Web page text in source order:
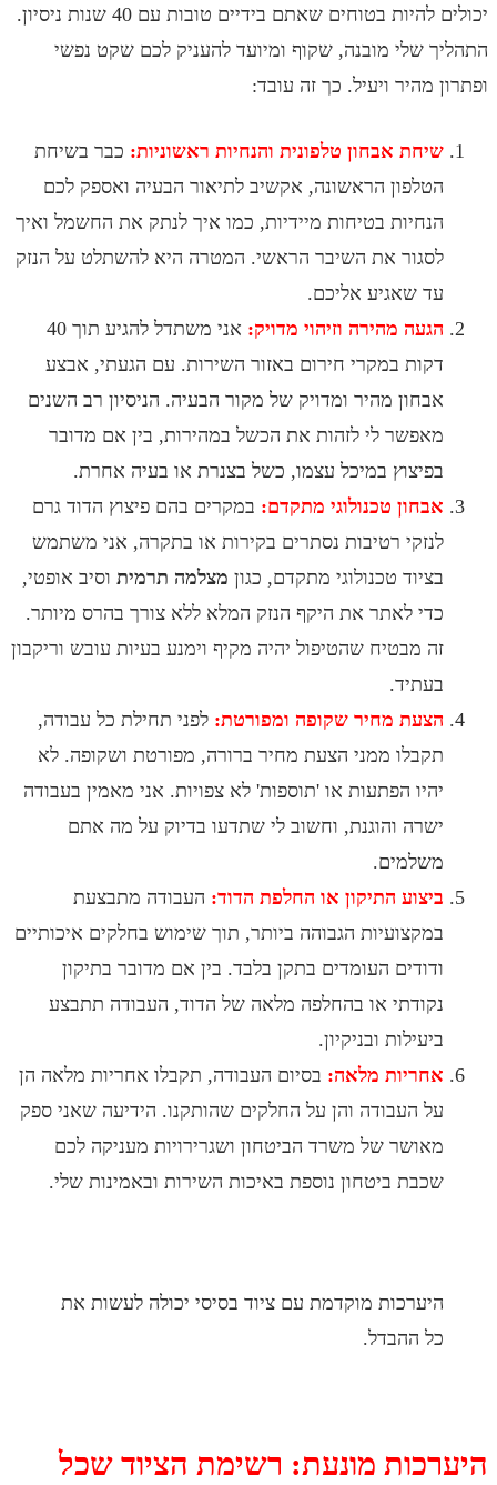
יכולים להיות בטוחים שאתם בידיים טובות עם 40 שנות ניסיון.
שלי מובנה, שקוף ומיועד להעניק לכם שקט נפשי
ויעיל. כך זה עובד:
אבחון טלפונית והנחיות ראשוניות:כבר בשיחת
הראשונה, אקשיב לתיאור הבעיה ואספק לכם
בטיחות מיידיות, כמו איך לנתק את החשמל ואיך
את השיבר הראשי. המטרה היא להשתלט על הנזק
שאגיע אליכם.
מהירה וזיהוי מדויק:
אני משתדל להגיע תוך 40
במקרי חירום באזור השירות. עם הגעתי, אבצע
מהיר ומדויק של מקור הבעיה. הניסיון רב השנים
לי לזהות את הכשל במהירות, בין אם מדובר
במיכל עצמו, כשל בצנרת או בעיה אחרת.
טכנולוגי מתקדם: במקרים בהם פיצוץ הדוד גרם
רטיבות נסתרים בקירות או בתקרה, אני משתמש
טכנולוגי מתקדם, כגוןמצלמה תרמיתוסיב אופטי,
לאתר את היקף הנזק המלא ללא צורך בהרס מיותר.
מבטיח שהטיפול יהיה מקיף וימנע בעיות עובש וריקבון
מחיר שקופה ומפורטת:לפני תחילת כל עבודה,
ממני הצעת מחיר ברורה, מפורטת ושקופה. לא
הפתעות או 'תוספות' לא צפויות. אני מאמין בעבודה
והוגנת, וחשוב לי שתדעו בדיוק על מה אתם
התיקון או החלפת הדוד:העבודה מתבצעת
הגבוהה ביותר, תוך שימוש בחלקים איכותיים
העומדים בתקן בלבד. בין אם מדובר בתיקון
או בהחלפה מלאה של הדוד, העבודה תתבצע
ובניקיון.
מלאה:בסיום העבודה, תקבלו אחריות מלאה הן
העבודה והן על החלקים שהותקנו. הידיעה שאני ספק
של משרד הביטחון ושגרירויות מעניקה לכם
ביטחון נוספת באיכות השירות ובאמינות שלי.
מוקדמת עם ציוד בסיסי יכולה לעשות את
ההבדל.
מונעת: רשימת הציוד שכל